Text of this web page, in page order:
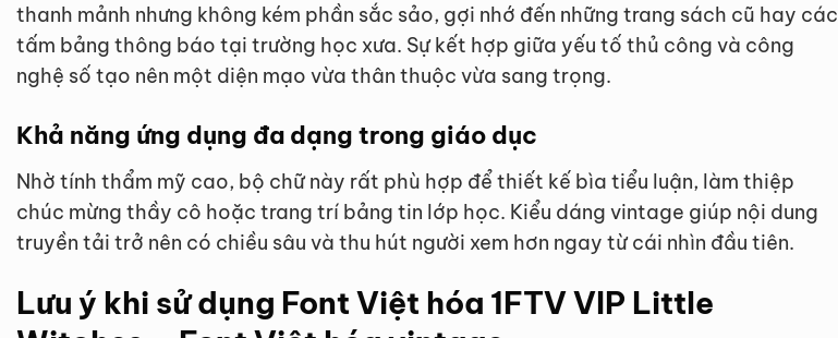
thanh mảnh nhưng không kém phần sắc sảo, gợi nhớ đến những trang sách cũ hay các
tấm bảng thông báo tại trường học xưa. Sự kết hợp giữa yếu tố thủ công và công
nghệ số tạo nên một diện mạo vừa thân thuộc vừa sang trọng.
Khả năng ứng dụng đa dạng trong giáo dục
Nhờ tính thẩm mỹ cao, bộ chữ này rất phù hợp để thiết kế bìa tiểu luận, làm thiệp
chúc mừng thầy cô hoặc trang trí bảng tin lớp học. Kiểu dáng vintage giúp nội dung
truyền tải trở nên có chiều sâu và thu hút người xem hơn ngay từ cái nhìn đầu tiên.
Lưu ý khi sử dụng Font Việt hóa 1FTV VIP Little